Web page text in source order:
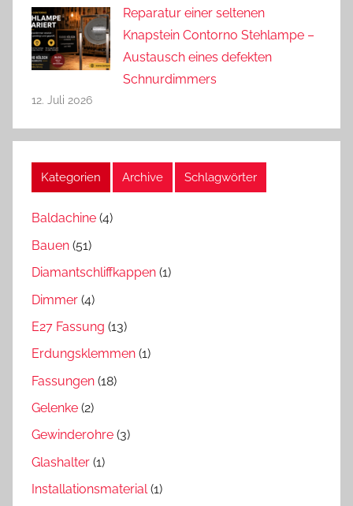
Reparatur einer seltenen
Knapstein Contorno Stehlampe –
Austausch eines defekten
Schnurdimmers
12. Juli 2026
Kategorien Archive Schlagwörter
Baldachine (4)
Bauen (51)
Diamantschliffkappen (1)
Dimmer (4)
E27 Fassung (13)
Erdungsklemmen (1)
Fassungen (18)
Gelenke (2)
Gewinderohre (3)
Glashalter (1)
Installationsmaterial(1)